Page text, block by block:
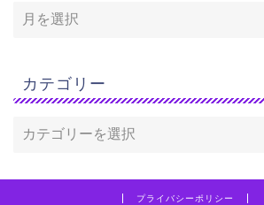
カテゴリー
プライバシーポリシー